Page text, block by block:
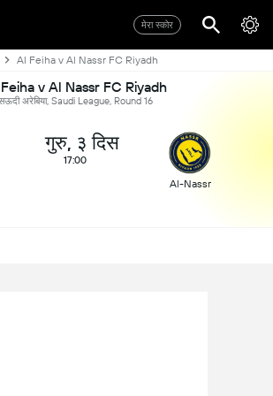
मेरा स्कोर
Al Feiha v Al Nassr FC Riyadh
v Al Nassr FC Riyadh
अरेबिया, Saudi League, Round 16
गुरु, ३ दिस
17:00
Al-Nassr